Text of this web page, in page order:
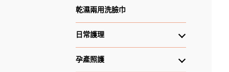
乾濕兩用洗臉巾
日常護理
孕產照護